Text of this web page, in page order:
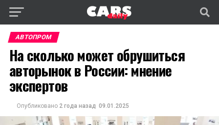
АВТОПРОМ
На сколько может обрушиться
авторынок в России: мнение
экспертов
Опубликовано 2 года назад 09.01.2025